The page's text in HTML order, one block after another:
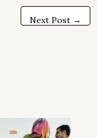
Next Post →